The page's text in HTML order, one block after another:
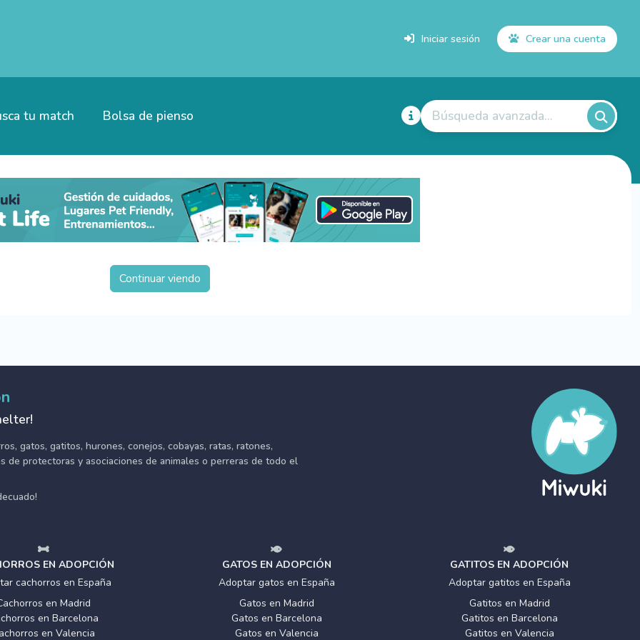
Iniciar sesión Crear una cuenta
tu match Bolsa de pienso Búsqueda avanzada...
Continuar viendo
gatos, gatitos, hurones, conejos, cobayas, ratas, ratones,
de protectoras y asociaciones de animales o perreras de todo el
EN ADOPCIÓN
cachorros en España
en Madrid
en Barcelona
en Valencia
GATOS EN ADOPCIÓN
Adoptar gatos en España
Gatos en Madrid
Gatos en Barcelona
Gatos en Valencia
GATITOS EN ADOPCIÓN
Adoptar gatitos en España
Gatitos en Madrid
Gatitos en Barcelona
Gatitos en Valencia